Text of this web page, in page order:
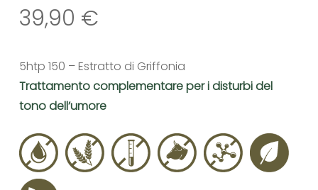
39,90 €
5htp 150 – Estratto di Griffonia
Trattamento complementare per i disturbi del
tono dell’umore